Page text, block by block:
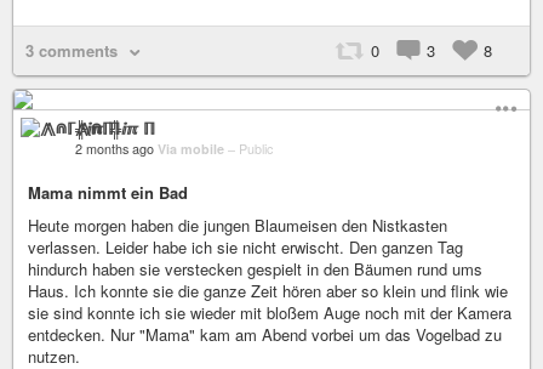
3 comments 0 3 8
⨇⋒ℾ╬ⅈℼ ℿ
2 months ago Via mobile – Public
Mama nimmt ein Bad
Heute morgen haben die jungen Blaumeisen den Nistkasten
verlassen. Leider habe ich sie nicht erwischt. Den ganzen Tag
hindurch haben sie verstecken gespielt in den Bäumen rund ums
Haus. Ich konnte sie die ganze Zeit hören aber so klein und flink wie
sie sind konnte ich sie wieder mit bloßem Auge noch mit der Kamera
entdecken. Nur "Mama" kam am Abend vorbei um das Vogelbad zu
nutzen.